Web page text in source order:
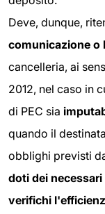
Deve, dunque,
comunicazione o
cancelleria, ai
2012, nel caso in
di PEC sia
quando il
obblighi previsti
doti dei
verifichi